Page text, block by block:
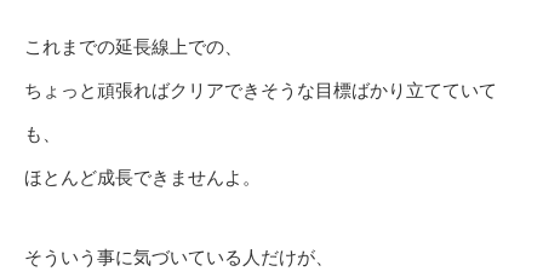
これまでの延長線上での、
ちょっと頑張ればクリアできそうな目標ばかり立てていて
も、
ほとんど成長できませんよ。
そういう事に気づいている人だけが、